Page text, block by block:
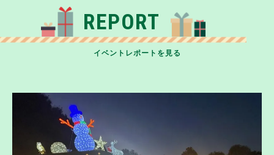
REPORT
イベントレポートを見る